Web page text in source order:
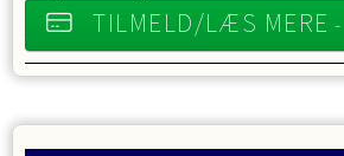
TILMELD/LÆS MERE